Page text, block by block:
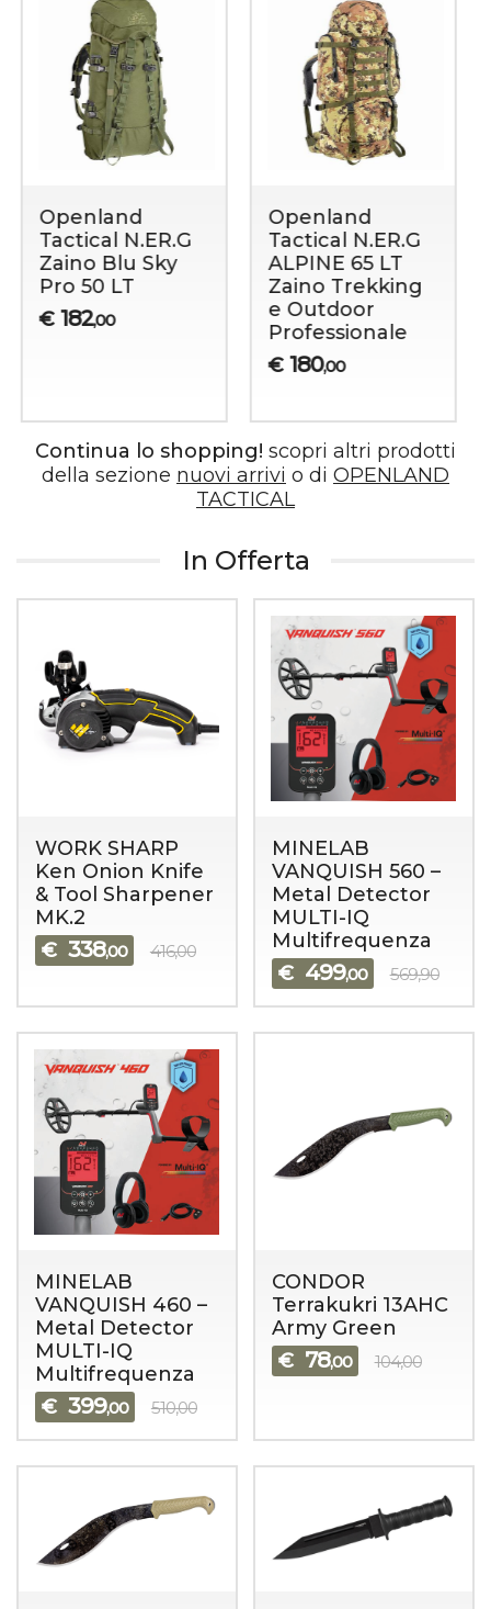
OPENLAND
TACTICAL
N.ER.G Alpine 85
LT – Zaino
Trekking e
Spedizione da
OPENLAND
Zaino 3-Days 60
LT
€ 124 ,00
Continua lo shopping! scopri altri prodotti
della sezione nuovi arrivi o di OPENLAND
TACTICAL
In Offerta
WORK SHARP
Ken Onion Knife
& Tool Sharpener
MK.2
€ 338,00 416,00
MINELAB
VANQUISH 560 –
Metal Detector
MULTI-IQ
Multifrequenza
€ 499,00 569,90
MINELAB
VANQUISH 460 –
Metal Detector
MULTI-IQ
Multifrequenza
€ 399,00 510,00
CONDOR
Terrakukri 13AHC
Army Green
€ 78,00 104,00